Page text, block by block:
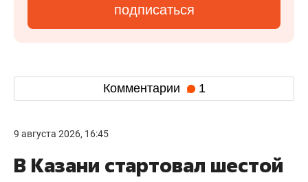
подписаться
Комментарии 1
9 августа 2026, 16:45
В Казани стартовал шестой